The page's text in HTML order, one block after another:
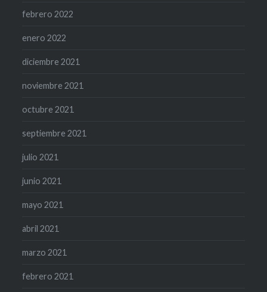
febrero 2022
enero 2022
diciembre 2021
noviembre 2021
octubre 2021
septiembre 2021
julio 2021
junio 2021
mayo 2021
abril 2021
marzo 2021
febrero 2021